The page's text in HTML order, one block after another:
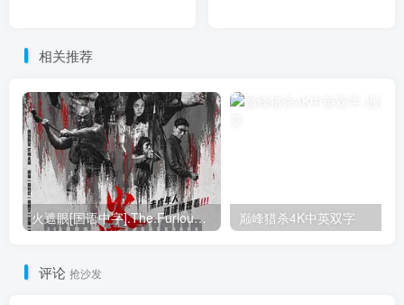
相关推荐
火遮眼[国语中字].The.Furious.2026.1080p+2160p高清下载 巅峰猎杀4K中英双字
评论 抢沙发